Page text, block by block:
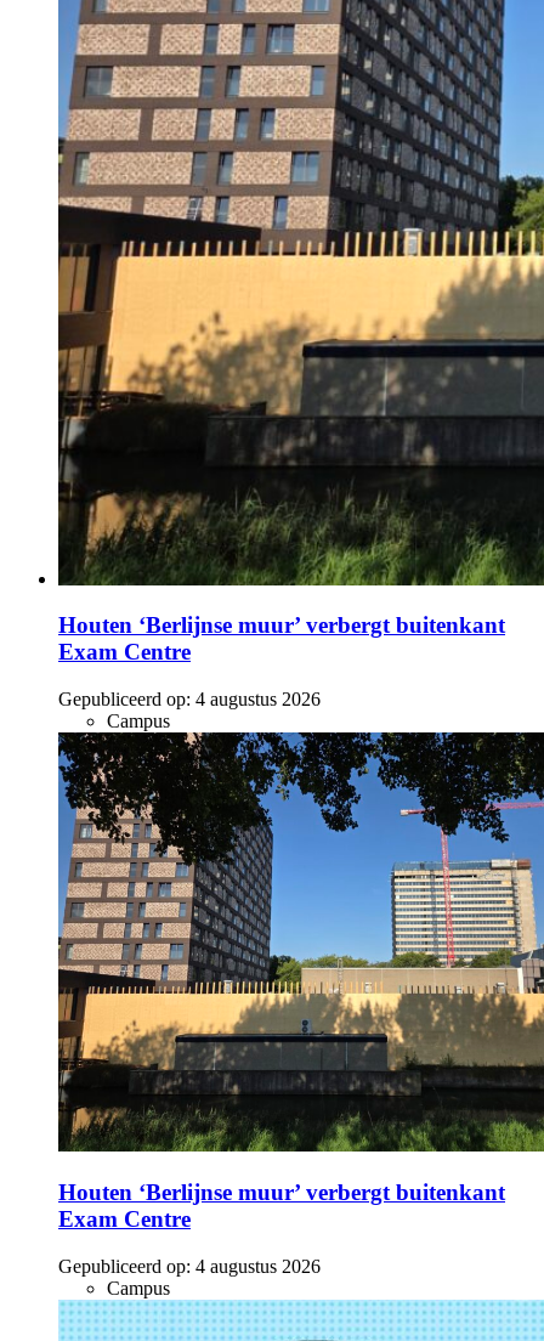
Houten ‘Berlijnse muur’ verbergt buitenkant
Exam Centre
Gepubliceerd op: 4 augustus 2026
Campus
Houten ‘Berlijnse muur’ verbergt buitenkant
Exam Centre
Gepubliceerd op: 4 augustus 2026
Campus